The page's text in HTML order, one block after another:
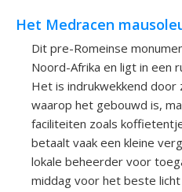
Het Medracen
Dit pre-Romeinse
Noord-Afrika en ligt in een
Het is indrukwekkend door
waarop het gebouwd is,
faciliteiten zoals
betaalt vaak een kleine
lokale beheerder voor
middag voor het beste